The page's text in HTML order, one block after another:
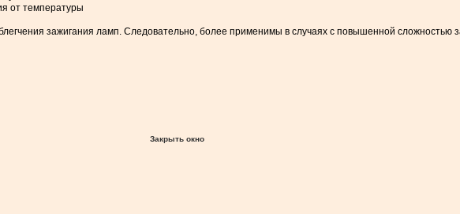
от температуры
зажигания ламп. Следовательно, более применимы в случаях с повышенной сложностью
Закрыть окно